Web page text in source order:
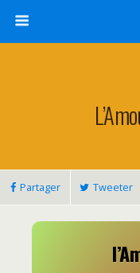
Partager Tweeter